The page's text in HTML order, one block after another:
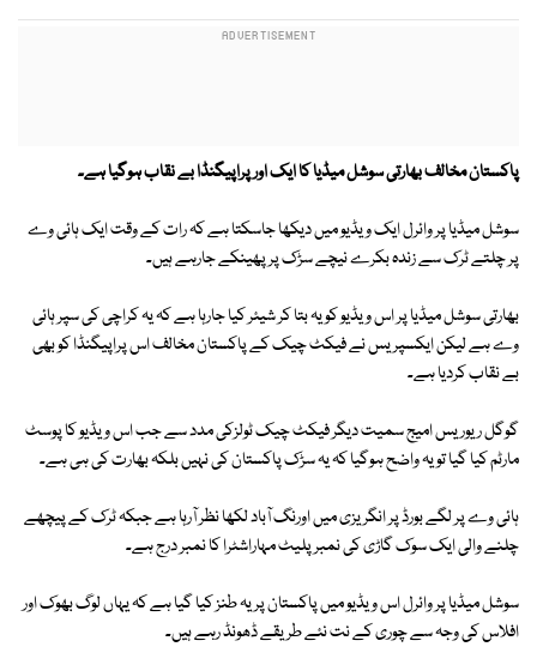
پاکستان مخالف بھارتی سوشل میڈیا کا ایک اور پراپیگنڈا بے نقاب ہوگیا ہے۔
سوشل میڈیا پر وائرل ایک ویڈیو میں دیکھا جاسکتا ہے کہ رات کے وقت ایک ہائی وے
پر چلتے ٹرک سے زندہ بکرے نیچے سڑک پر پھینکے جارہے ہیں۔
بھارتی سوشل میڈیا پر اس ویڈیو کو یہ بتا کر شیئر کیا جارہا ہے کہ یہ کراچی کی سپر ہائی
وے ہے لیکن ایکسپریس نے فیکٹ چیک کے پاکستان مخالف اس پراپیگنڈا کو بھی
بے نقاب کردیا ہے۔
گوگل ریوریس امیج سمیت دیگر فیکٹ چیک ٹولزکی مدد سے جب اس ویڈیو کا پوسٹ
مارٹم کیا گیا تو یہ واضح ہوگیا کہ یہ سڑک پاکستان کی نہیں بلکہ بھارت کی ہی ہے۔
ہائی وے پر لگے بورڈ پر انگریزی میں اورنگ آباد لکھا نظر آرہا ہے جبکہ ٹرک کے پیچھے
چلنے والی ایک سوک گاڑی کی نمبر پلیٹ مہاراشٹرا کا نمبر درج ہے۔
سوشل میڈیا پر وائرل اس ویڈیو میں پاکستان پر یہ طنز کیا گیا ہے کہ یہاں لوگ بھوک اور
افلاس کی وجہ سے چوری کے نت نئے طریقے ڈھونڈ رہے ہیں۔